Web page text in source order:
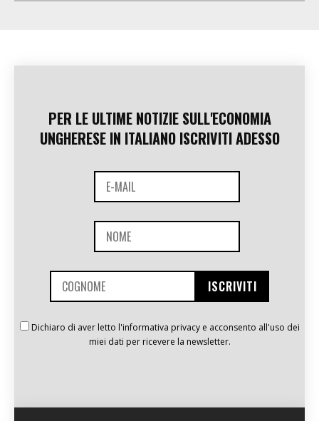
PER LE ULTIME NOTIZIE SULL'ECONOMIA
UNGHERESE IN ITALIANO ISCRIVITI ADESSO
Dichiaro di aver letto l'informativa privacy e acconsento all'uso dei
miei dati per ricevere la newsletter.